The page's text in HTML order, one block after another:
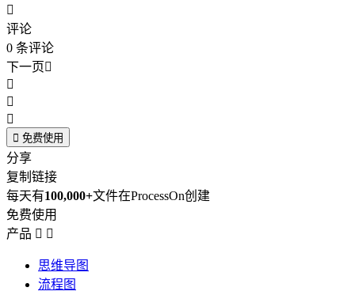

评论
0 条评论
下一页



 免费使用
分享
复制链接
每天有100,000+文件在ProcessOn创建
免费使用
产品  
思维导图
流程图